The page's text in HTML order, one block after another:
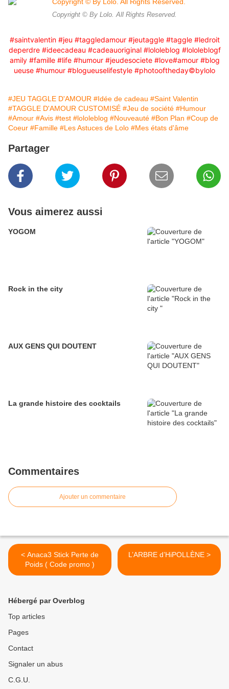
Copyright © By Lolo. All Rights Reserved.
#saintvalentin #jeu #taggledamour #jeutaggle #taggle #ledroit
deperdre #ideecadeau #cadeauoriginal #lololeblog #lololeblogf
amily #famille #life #humour #jeudesociete #love#amour #blog
ueuse #humour #blogueuselifestyle #photooftheday©️bylolo
#JEU TAGGLE D'AMOUR #Idée de cadeau #Saint Valentin
#TAGGLE D'AMOUR CUSTOMISÉ #Jeu de société #Humour
#Amour #Avis #test #lololeblog #Nouveauté #Bon Plan #Coup de
Coeur #Famille #Les Astuces de Lolo #Mes états d'âme
Partager
Vous aimerez aussi
YOGOM
Rock in the city
AUX GENS QUI DOUTENT
La grande histoire des cocktails
Commentaires
Ajouter un commentaire
< Anaca3 Stick Perte de
Poids ( Code promo )
L’ARBRE d’HiPOLLÈNE >
Hébergé par Overblog
Top articles
Pages
Contact
Signaler un abus
C.G.U.